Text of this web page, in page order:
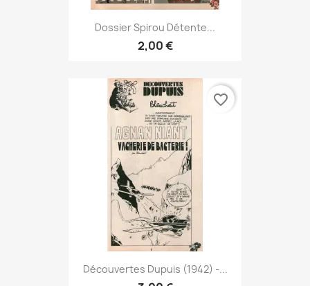
Dossier Spirou Détente...
2,00 €
Découvertes Dupuis (1942) -...
favorite_border